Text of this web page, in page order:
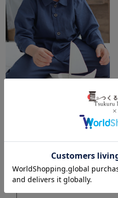
夏のかるふわガーゼ男の子
パジャマ上着単品・長袖/
涼しく軽くてお肌に優しい夏
用1重ガーゼパジャマ
商品詳細はこちら